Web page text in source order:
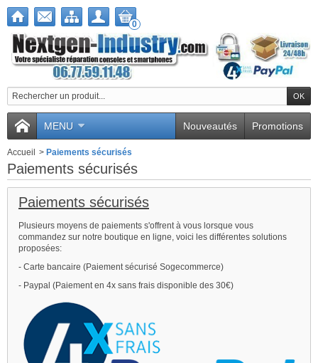
0
MENU Promotions
Nouveautés
Accueil > Paiements sécurisés
Paiements sécurisés
Paiements sécurisés
Plusieurs moyens de paiements s'offrent à vous lorsque vous
commandez sur notre boutique en ligne, voici les différentes solutions
proposées:
- Carte bancaire (Paiement sécurisé Sogecommerce)
- Paypal (Paiement en 4x sans frais disponible des 30€)